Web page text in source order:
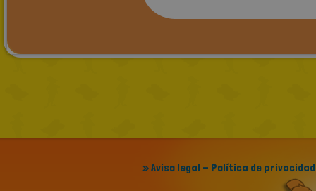
» Aviso legal - Política de privacidad